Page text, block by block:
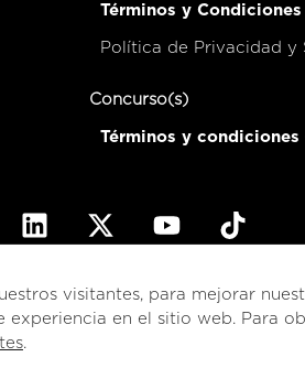
Términos y Condiciones
Política de Privacidad y
Concurso(s)
Términos y
esencialCosta Rica
visitantes, para mejorar
en el sitio web. Para
.